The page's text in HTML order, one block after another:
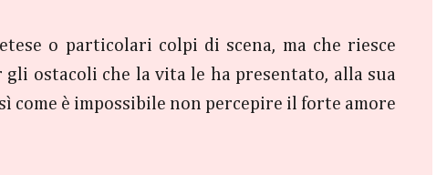
o particolari colpi di scena, ma che riesce
ostacoli che la vita le ha presentato, alla sua
come è impossibile non percepire il forte amore